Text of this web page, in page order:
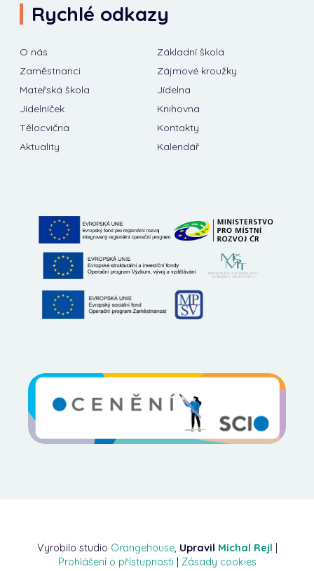
Rychlé odkazy
O nás
Základní škola
Zaměstnanci
Zájmové kroužky
Mateřská škola
Jídelna
Jídelníček
Knihovna
Tělocvična
Kontakty
Aktuality
Kalendář
Vyrobilo studio Orangehouse, Upravil Michal Rejl |
Prohlášení o přístupnosti | Zásady cookies